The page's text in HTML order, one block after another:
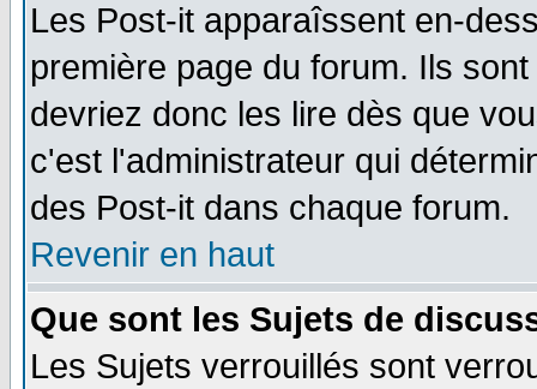
Les Post-it apparaîssent en-
première page du forum. Ils
devriez donc les lire dès que
c'est l'administrateur qui
des Post-it dans chaque forum.
Revenir en haut
Que sont les Sujets de
Les Sujets verrouillés sont